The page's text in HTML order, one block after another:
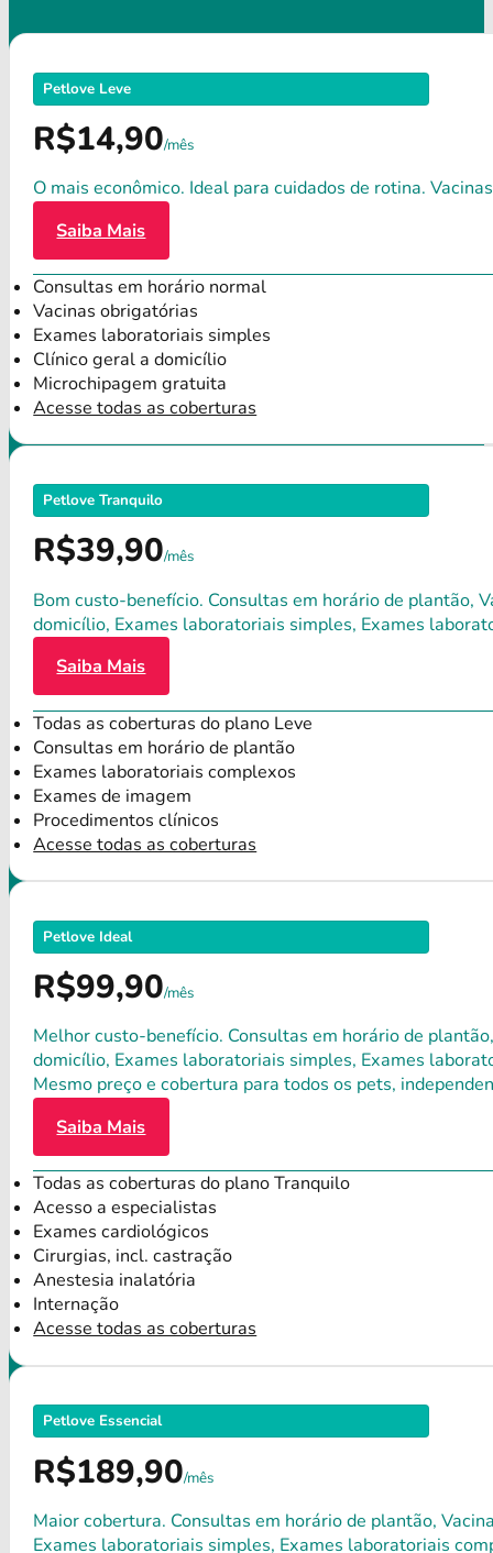
Petlove Leve
R$14,90/mês
O mais econômico. Ideal para cuidados de rotina.
Saiba Mais
Consultas em horário normal
Vacinas obrigatórias
Exames laboratoriais simples
Clínico geral a domicílio
Microchipagem gratuita
Acesse todas as coberturas
Petlove Tranquilo
R$39,90/mês
Bom custo-benefício. Consultas em horário de plantão,
domicílio, Exames laboratoriais simples, Exames
Saiba Mais
Todas as coberturas do plano Leve
Consultas em horário de plantão
Exames laboratoriais complexos
Exames de imagem
Procedimentos clínicos
Acesse todas as coberturas
Petlove Ideal
R$99,90/mês
Melhor custo-benefício. Consultas em horário de
domicílio, Exames laboratoriais simples, Exames
Mesmo preço e cobertura para todos os pets,
Saiba Mais
Todas as coberturas do plano Tranquilo
Acesso a especialistas
Exames cardiológicos
Cirurgias, incl. castração
Anestesia inalatória
Internação
Acesse todas as coberturas
Petlove Essencial
R$189,90/mês
Maior cobertura. Consultas em horário de plantão,
Exames laboratoriais simples, Exames laboratoriais